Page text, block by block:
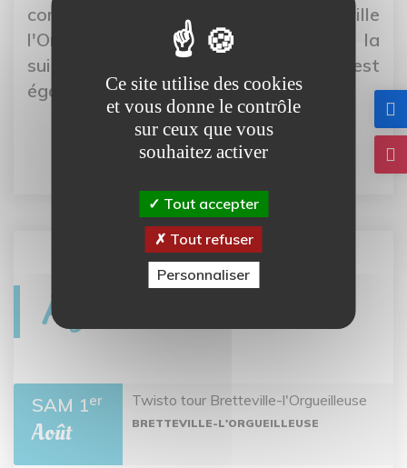
commune déléguée de Bretteville
l'Orgueilleuse est en prévision. Par la
suite un agrandissement par l'est est
également envisagé.
Agenda
SAM 1er
Août
Twisto tour Bretteville-l'Orgueilleuse
BRETTEVILLE-L'ORGUEILLEUSE
Ce site utilise des cookies
et vous donne le contrôle
sur ceux que vous
souhaitez activer
Tout accepter
Tout refuser
Personnaliser